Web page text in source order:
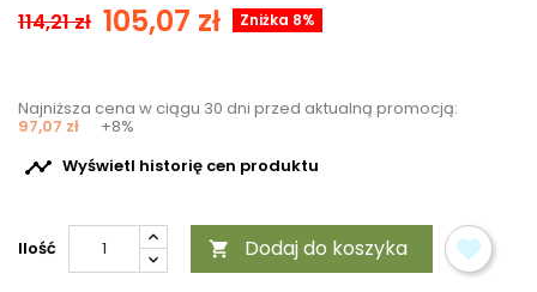
114,21 zł 105,07 zł Zniżka 8%
Najniższa cena w ciągu 30 dni przed aktualną promocją:
97,07 zł +8%
 Wyświetl historię cen produktu
Ilość  Dodaj do koszyka